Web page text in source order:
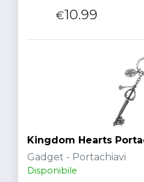
€10.99
Kingdom Hearts
Gadget - Portachiavi
Disponibile